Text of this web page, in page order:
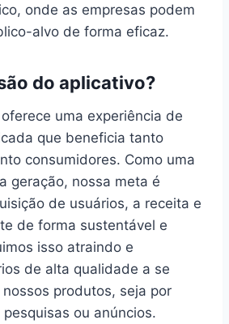
onde as empresas podem
alvo de forma eficaz.
do aplicativo?
uma experiência de
que beneficia tanto
consumidores. Como uma
geração, nossa meta é
de usuários, a receita e
de forma sustentável e
isso atraindo e
de alta qualidade a se
produtos, seja por
ou anúncios.